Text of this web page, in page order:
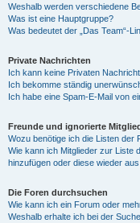
Weshalb werden verschiedene
Was ist eine Hauptgruppe?
Was bedeutet der „Das Team“-
Private Nachrichten
Ich kann keine Privaten
Ich bekomme ständig
Ich habe eine Spam-E-Mail von
Freunde und ignorierte
Wozu benötige ich die Listen der
Wie kann ich Mitglieder zur Liste
hinzufügen oder diese wieder
Die Foren durchsuchen
Wie kann ich ein Forum oder
Weshalb erhalte ich bei der